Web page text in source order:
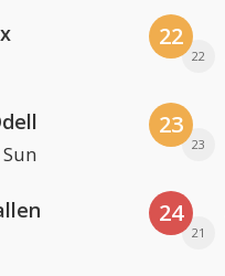
22
22
23
23
24
21